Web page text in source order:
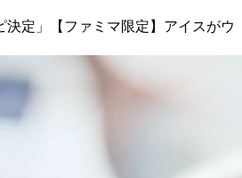
決定」【ファミマ限定】アイスがウ